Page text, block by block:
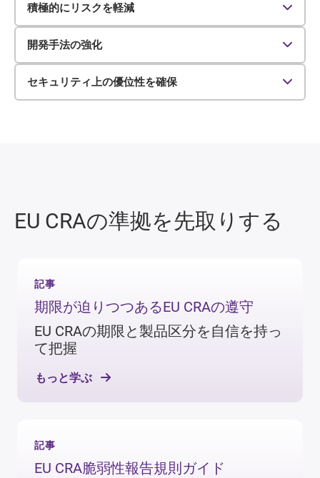
積極的にリスクを軽減
Improved risk management
EU CRAに確実に準拠することは、アプリケー
ション内の脆弱性や不具合を特定・対処する
のに役立ちます。
開発手法の強化
開発プラクティスの向上
SDLCにセキュリティ・プラクティスを組み込
むと、アプリケーションに不具合が生じる可
セキュリティ上の優位性を確保
競合との差別化
る基準としてますます重視されています。
EU CRAの準拠を先取りする
記事
期限が迫りつつあるEU CRAの遵守
EU CRAの期限と製品区分を自信を持っ
て把握
もっと学ぶ
記事
EU CRA脆弱性報告規則ガイド